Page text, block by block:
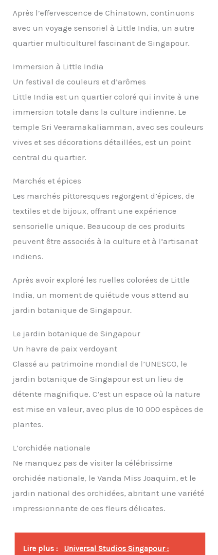
Après l’effervescence de Chinatown, continuons
avec un voyage sensoriel à Little India, un autre
quartier multiculturel fascinant de Singapour.
Immersion à Little India
Un festival de couleurs et d’arômes
Little India est un quartier coloré qui invite à une
immersion totale dans la culture indienne. Le
temple Sri Veeramakaliamman, avec ses couleurs
vives et ses décorations détaillées, est un point
central du quartier.
Marchés et épices
Les marchés pittoresques regorgent d’épices, de
textiles et de bijoux, offrant une expérience
sensorielle unique. Beaucoup de ces produits
peuvent être associés à la culture et à l’artisanat
indiens.
Après avoir exploré les ruelles colorées de Little
India, un moment de quiétude vous attend au
jardin botanique de Singapour.
Le jardin botanique de Singapour
Un havre de paix verdoyant
Classé au patrimoine mondial de l’UNESCO, le
jardin botanique de Singapour est un lieu de
détente magnifique. C’est un espace où la nature
est mise en valeur, avec plus de 10 000 espèces de
plantes.
L’orchidée nationale
Ne manquez pas de visiter la célébrissime
orchidée nationale, le Vanda Miss Joaquim, et le
jardin national des orchidées, abritant une variété
impressionnante de ces fleurs délicates.
Lire plus :
Universal Studios Singapour :